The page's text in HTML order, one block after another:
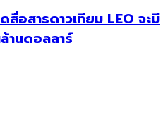
อสารดาวเทียม LEO จะมี
านดอลลาร์